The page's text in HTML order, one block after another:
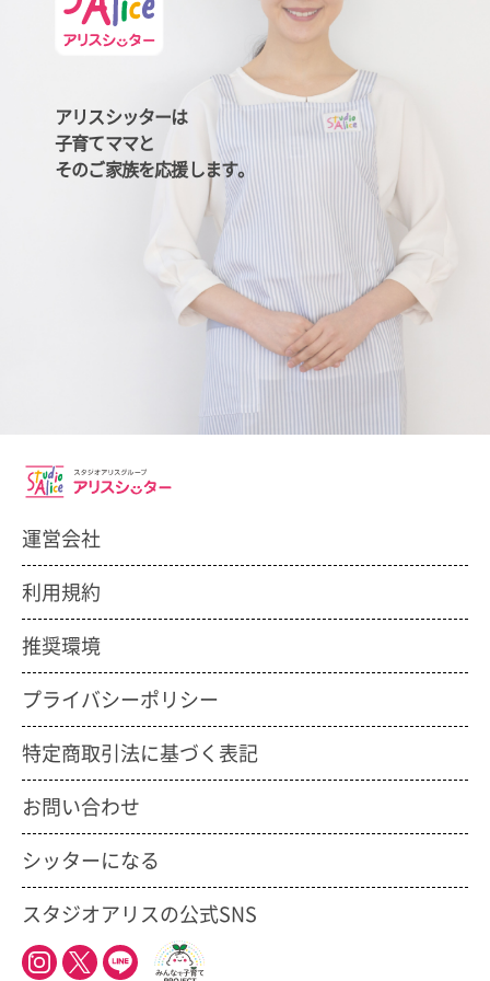
アリスシッターは
子育てママと
運営会社
利用規約
推奨環境
プライバシーポリシー
特定商取引法に基づく表記
お問い合わせ
シッターになる
スタジオアリスの公式SNS